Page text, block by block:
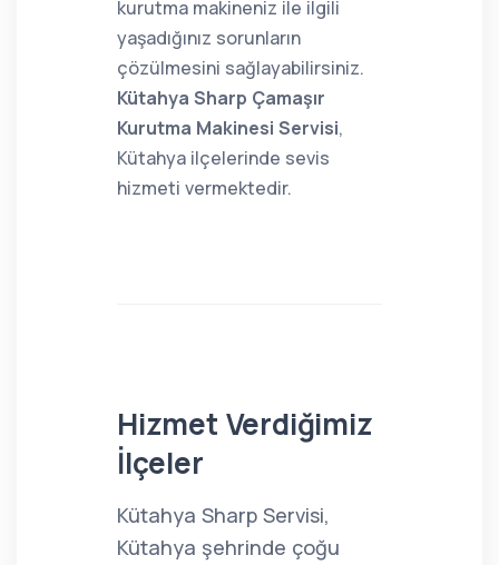
kurutma makineniz ile ilgili
yaşadığınız sorunların
çözülmesini sağlayabilirsiniz.
Kütahya Sharp Çamaşır
Kurutma Makinesi Servisi,
Kütahya ilçelerinde sevis
hizmeti vermektedir.
Hizmet Verdiğimiz
İlçeler
Kütahya Sharp Servisi,
Kütahya şehrinde çoğu